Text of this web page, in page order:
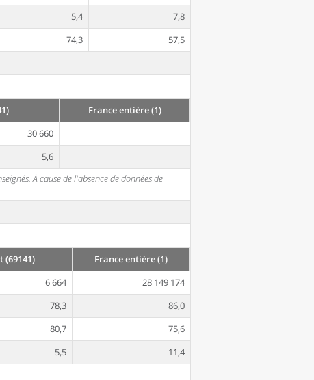
5,4
7,8
74,3
57,5
France entière (1)
30 660
5,6
À cause de l'absence de données de
(69141)
France entière (1)
6 664
28 149 174
78,3
86,0
80,7
75,6
5,5
11,4